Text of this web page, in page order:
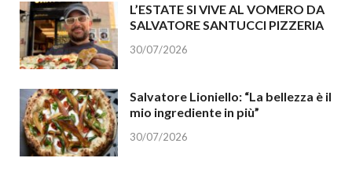
L’ESTATE SI VIVE AL VOMERO DA
SALVATORE SANTUCCI PIZZERIA
30/07/2026
Salvatore Lioniello: “La bellezza è il
mio ingrediente in più”
30/07/2026